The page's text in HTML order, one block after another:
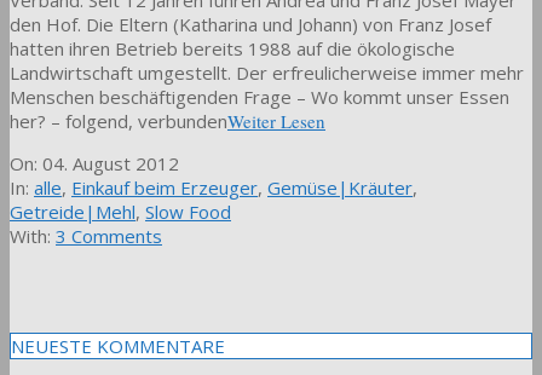
den Hof. Die Eltern (Katharina und Johann) von Franz Josef
hatten ihren Betrieb bereits 1988 auf die ökologische
Landwirtschaft umgestellt. Der erfreulicherweise immer mehr
Menschen beschäftigenden Frage – Wo kommt unser Essen
her? – folgend, verbundenWeiter Lesen
2012-
08-
04
On: 04. August 2012
In: alle, Einkauf beim Erzeuger, Gemüse|Kräuter,
Getreide|Mehl, Slow Food
With: 3 Comments
NEUESTE KOMMENTARE